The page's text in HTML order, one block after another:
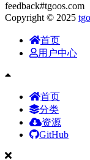
feedback#tgoos.com
Copyright © 2025
首页
用户中心
首页
分类
资源
GitHub